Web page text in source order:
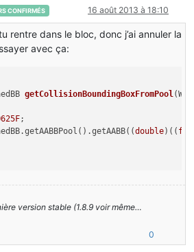
CONFIRMÉS 16 août 2013 à 18:10
rentre dans le bloc, donc j’ai annuler la
avec ça:
getCollisionBoundingBoxFromPool
;
double)((
version stable (1.8.9 voir même…
0